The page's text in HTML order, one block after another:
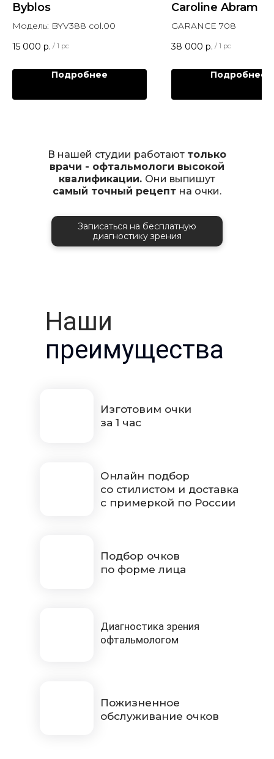
Byblos
Модель: BYV388 col.00
15 000 р. / 1 pc
Подробнее
Caroline Abram
GARANCE 708
38 000 р. / 1 pc
Подробнее
В нашей студии работают только
врачи - офтальмологи высокой
квалификации. Они выпишут
самый точный рецепт на очки.
Записаться на бесплатную
диагностику зрения
Наши
преимущества
Изготовим очки
за 1 час
Подбор очков
по форме лица
Пожизненное
обслуживание очков
Онлайн подбор
со стилистом и доставка
с примеркой по России
Диагностика зрения
офтальмологом